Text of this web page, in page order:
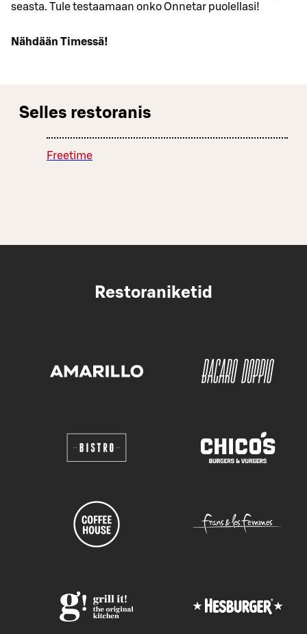
seasta. Tule testaamaan onko Onnetar puolellasi!
Nähdään Timessä!
Selles restoranis
Freetime
Restoraniketid